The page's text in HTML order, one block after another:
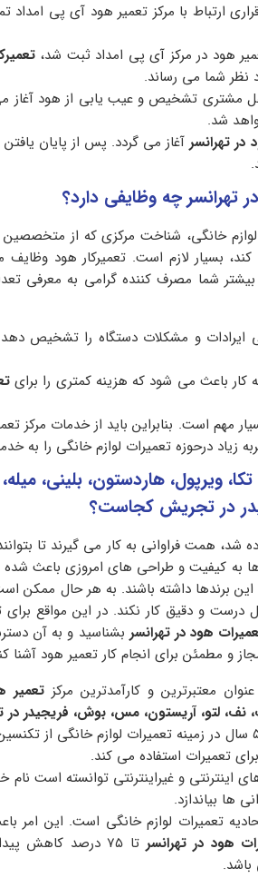
هود در مرکز آی پی امداد ثبت شد،
نظر شما می رساند.
مشتری تشخیص و عیب یابی از هود آغاز
شد.
در تهرانسرآغاز می گردد. پس از پایان یافتن
تهرانسر چه وظایفی دارد؟
لوازم خانگی، شناخت مرکزی که از
بسیار لازم است. تعمیرکار هود وظایف
شما مصرف کننده گرامی به معرفی
ایرادات و مشکلات دستگاه را تشخیص
کار باعث می شود که هزینه کمتری را برای
مهم است. بنابراین باید از خدمات مرکز
زیاد درحوزه تعمیرات لوازم خانگی را به
،ویرپول، هاردستون، بلینی،
در تجریش کجاست؟
شد، همت فراوانی به کار می گیرند تا
ها به کیفیت و طراحی های امروزی باعث
برندها داشته باشند. به هر حال ممکن
درست و دقیق کار نکند. در این مواقع برای
هود در تهرانسر بشناسید و به آن
و مطمئن برای انجام کار تعمیر هود آشنا
معتبرترین و کارآمدترین مرکزتعمیر
نف، لتو، آریستون، مس، بوش، فریجیدر در
آی پی امداد با سابقه ای بیشتر از ۵۰ سال در زمینه تعمیرات لوازم
تعمیرات استفاده می کند.
و غیراینترنتی توانسته است نام
ها بیاندازد.
تعمیرات لوازم خانگی است. این امر
هود در تهرانسر
تا ۷۵ درصد کاهش